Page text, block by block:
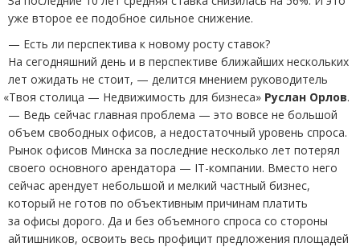
уже второе ее подобное сильное снижение.
— Есть ли перспектива к новому росту ставок?
На сегодняшний день и в перспективе ближайших нескольких
лет ожидать не стоит, — делится мнением руководитель
«Твоя столица — Недвижимость для бизнеса» Руслан Орлов.
— Ведь сейчас главная проблема — это вовсе не большой
объем свободных офисов, а недостаточный уровень спроса.
Рынок офисов Минска за последние несколько лет потерял
своего основного арендатора — IT-компании. Вместо него
сейчас арендует небольшой и мелкий частный бизнес,
который не готов по объективным причинам платить
за офисы дорого. Да и без объемного спроса со стороны
айтишников, освоить весь профицит предложения площадей